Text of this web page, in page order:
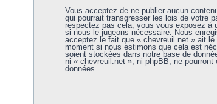
Vous acceptez de ne publier aucun
qui pourrait transgresser les lois de votre
respectez pas cela, vous vous exposez à
si nous le jugeons nécessaire. Nous
acceptez le fait que « chevreuil.net » ait le
moment si nous estimons que cela est
soient stockées dans notre base de
ni « chevreuil.net », ni phpBB, ne
données.